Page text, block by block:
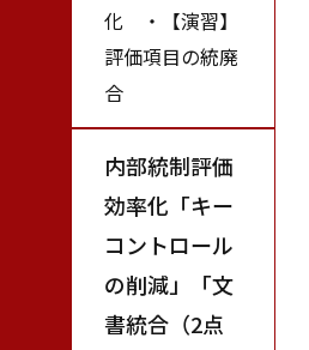
化 ・【演習】
評価項目の統廃
合
内部統制評価
効率化「キー
コントロール
の削減」「文
書統合（2点